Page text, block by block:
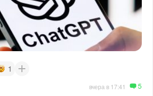
1
вчера в 17:41 5